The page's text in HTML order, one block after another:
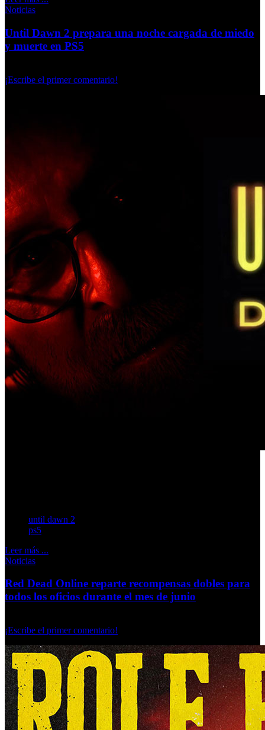
Noticias
Until Dawn 2 prepara una noche cargada de miedo
y muerte en PS5
¡Escribe el primer comentario!
until dawn 2
ps5
Leer más ...
Noticias
Red Dead Online reparte recompensas dobles para
todos los oficios durante el mes de junio
¡Escribe el primer comentario!